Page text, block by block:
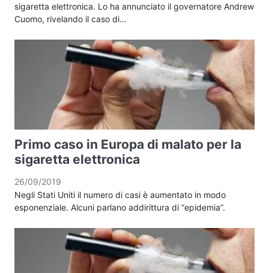
sigaretta elettronica. Lo ha annunciato il governatore Andrew
Cuomo, rivelando il caso di…
Primo caso in Europa di malato per la
sigaretta elettronica
26/09/2019
Negli Stati Uniti il numero di casi è aumentato in modo
esponenziale. Alcuni parlano addirittura di “epidemia”.